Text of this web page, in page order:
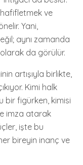
hafifletmek ve
Yani,
aynı zamanda
da görülür.
artışıyla birlikte,
Kimi halk
bir figürken, kimisi
imza atarak
işte bu
bireyin inanç ve